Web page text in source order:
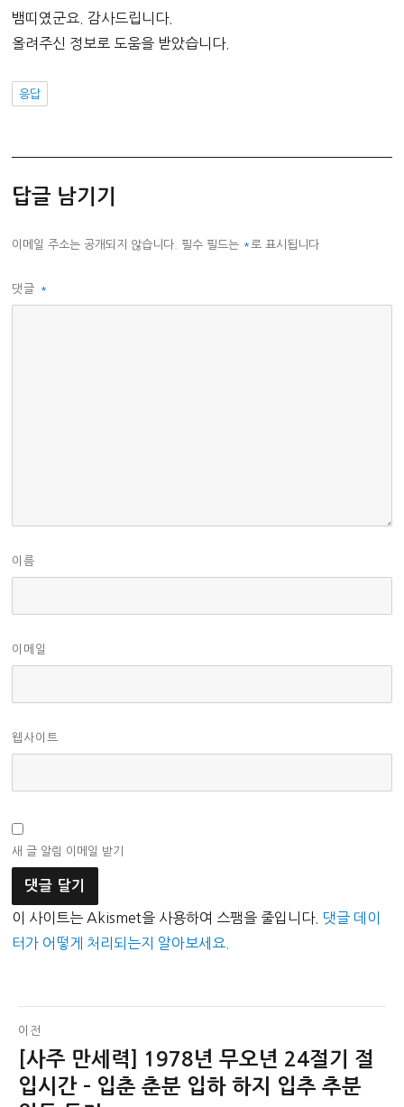
뱀띠였군요. 감사드립니다.
올려주신 정보로 도움을 받았습니다.
응답
답글 남기기
이메일 주소는 공개되지 않습니다. 필수 필드는 *로 표시됩니다
댓글 *
이름
이메일
웹사이트
새 글 알림 이메일 받기
이 사이트는 Akismet을 사용하여 스팸을 줄입니다. 댓글 데이
터가 어떻게 처리되는지 알아보세요.
글
탐
색
이전
이
전
[사주 만세력] 1978년 무오년 24절기 절
입시간 – 입춘 춘분 입하 하지 입추 추분